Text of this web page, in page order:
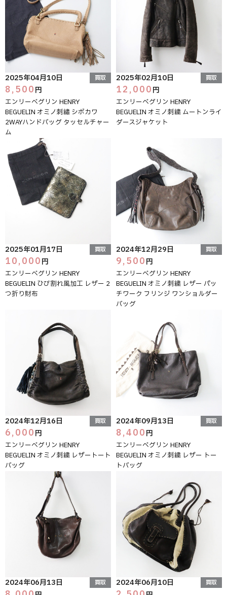
2025年04月10日 買取
8,500円
エンリーベグリン HENRY
BEGUELIN オミノ刺繡 シボカワ
2WAYハンドバッグ タッセルチャー
ム
2025年02月10日 買取
12,000円
エンリーベグリン HENRY
BEGUELIN オミノ刺繍 ムートンライ
ダースジャケット
2025年01月17日 買取
10,000円
エンリーベグリン HENRY
BEGUELIN ひび割れ風加工 レザー 2
つ折り財布
2024年12月29日 買取
9,500円
エンリーベグリン HENRY
BEGUELIN オミノ刺繍 レザー パッ
チワーク フリンジ ワンショルダー
バッグ
2024年12月16日 買取
6,000円
エンリーベグリン HENRY
BEGUELIN オミノ刺繍 レザートート
バッグ
2024年09月13日 買取
8,400円
エンリーベグリン HENRY
BEGUELIN オミノ刺繍 レザー トー
トバッグ
2024年06月13日 買取 2024年06月10日 買取